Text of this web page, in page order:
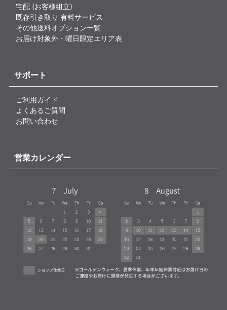
宅配 (お客様組立)
既存引き取り 有料サービス
その他送料オプション一覧
お届け対象外・曜日限定エリア表
サポート
ご利用ガイド
よくあるご質問
お問い合わせ
営業カレンダー